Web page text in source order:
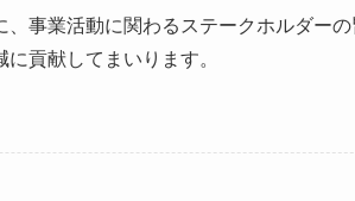
事業活動に関わるステークホルダー
貢献してまいります。